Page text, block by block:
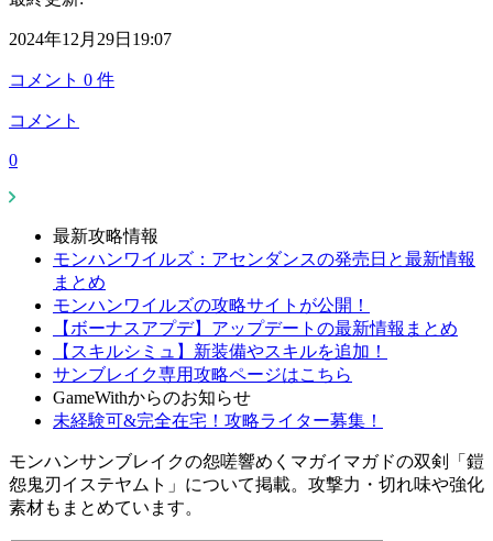
2024年12月29日19:07
コメント 0 件
コメント
0
最新攻略情報
モンハンワイルズ：アセンダンスの発売日と最新情報
まとめ
モンハンワイルズの攻略サイトが公開！
【ボーナスアプデ】アップデートの最新情報まとめ
【スキルシミュ】新装備やスキルを追加！
サンブレイク専用攻略ページはこちら
GameWithからのお知らせ
未経験可&完全在宅！攻略ライター募集！
モンハンサンブレイクの怨嗟響めくマガイマガドの双剣「鎧
怨鬼刃イステヤムト」について掲載。攻撃力・切れ味や強化
素材もまとめています。